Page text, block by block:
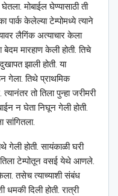
मोबाईल घेण्यासाठी ती
पार्क केलेल्या टेम्पोमध्ये त्याने
लैगिंक अत्याचार केला
बेदम मारहाण केली होती. तिचे
झाली होती. या
गेला. तिथे प्राथमिक
तो तिला पुन्हा जरीमरी
न घेता निघून गेली होती.
सांगितला.
गेली होती. सायंकाळी घरी
टेम्पोतून वसई येथे आणले.
तसेच त्याच्याशी संबंध
दिली होती. रात्री